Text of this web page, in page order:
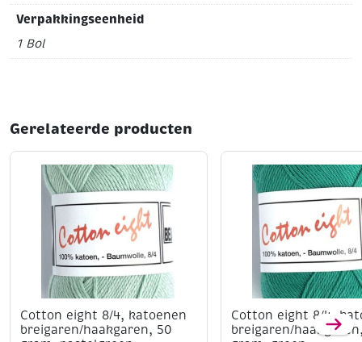
Verpakkingseenheid
1 Bol
Gerelateerde producten
Cotton eight 8/4, katoenen
breigaren/haakgaren, 50
Cotton eight 8/4,
breigaren/